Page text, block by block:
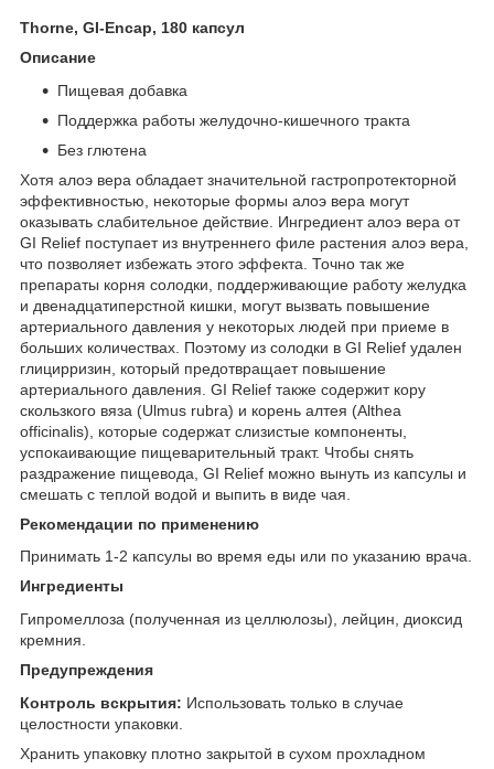
Thorne, GI-Encap, 180 капсул
Описание
Пищевая добавка
Поддержка работы желудочно-кишечного тракта
Без глютена
Хотя алоэ вера обладает значительной гастропротекторной
эффективностью, некоторые формы алоэ вера могут
оказывать слабительное действие. Ингредиент алоэ вера от
GI Relief поступает из внутреннего филе растения алоэ вера,
что позволяет избежать этого эффекта. Точно так же
препараты корня солодки, поддерживающие работу желудка
и двенадцатиперстной кишки, могут вызвать повышение
артериального давления у некоторых людей при приеме в
больших количествах. Поэтому из солодки в GI Relief удален
глицирризин, который предотвращает повышение
артериального давления. GI Relief также содержит кору
скользкого вяза (Ulmus rubra) и корень алтея (Althea
officinalis), которые содержат слизистые компоненты,
успокаивающие пищеварительный тракт. Чтобы снять
раздражение пищевода, GI Relief можно вынуть из капсулы и
смешать с теплой водой и выпить в виде чая.
Рекомендации по применению
Принимать 1-2 капсулы во время еды или по указанию врача.
Ингредиенты
Гипромеллоза (полученная из целлюлозы), лейцин, диоксид
кремния.
Предупреждения
Контроль вскрытия: Использовать только в случае
целостности упаковки.
Хранить упаковку плотно закрытой в сухом прохладном